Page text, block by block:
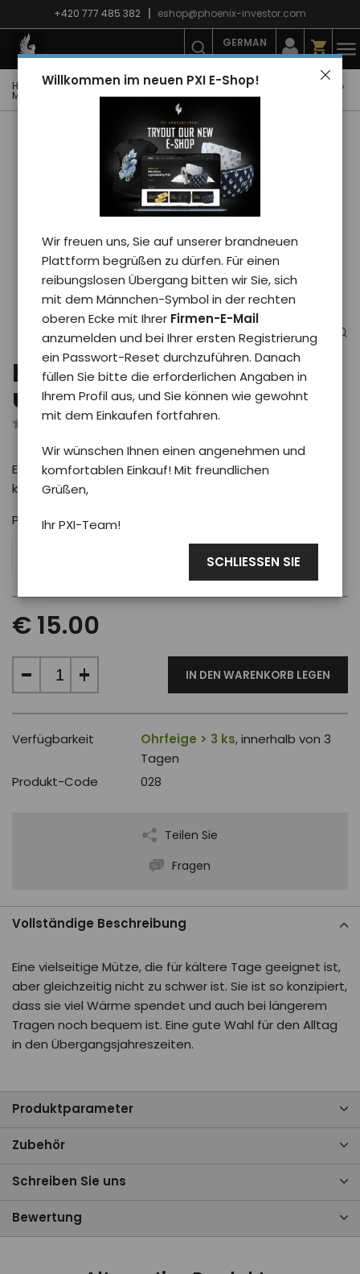
Willkommen im neuen PXI E-Shop!
Wir freuen uns, Sie auf unserer brandneuen
Plattform begrüßen zu dürfen. Für einen
reibungslosen Übergang bitten wir Sie, sich
mit dem Männchen-Symbol in der rechten
oberen Ecke mit Ihrer Firmen-E-Mail
anzumelden und bei Ihrer ersten Registrierung
ein Passwort-Reset durchzuführen. Danach
füllen Sie bitte die erforderlichen Angaben in
Ihrem Profil aus, und Sie können wie gewohnt
mit dem Einkaufen fortfahren.
Wir wünschen Ihnen einen angenehmen und
komfortablen Einkauf! Mit freundlichen
Grüßen,
Ihr PXI-Team!
SCHLIESSEN SIE
+420 777 485 382 eshop@phoenix-investor.com
GERMAN
Hauptseite E-shop PXI-Winterkollektion
Krawatten und Mützen
Mütze Phoenix mittel uni/schwarz
Mütze Phoenix mittel
uni/schwarz
Eine vielseitige Mütze für ganztägigen Komfort bei
kälterem Wetter.
Pro koho
€ 15.00
IN DEN WARENKORB LEGEN
Verfügbarkeit Ohrfeige > 3 ks, innerhalb von 3
Tagen
Produkt-Code
028
Teilen Sie
Fragen
Vollständige Beschreibung
Eine vielseitige Mütze, die für kältere Tage geeignet ist,
aber gleichzeitig nicht zu schwer ist. Sie ist so konzipiert,
dass sie viel Wärme spendet und auch bei längerem
Tragen noch bequem ist. Eine gute Wahl für den Alltag
in den Übergangsjahreszeiten.
Produktparameter
Zubehör
Schreiben Sie uns
Bewertung